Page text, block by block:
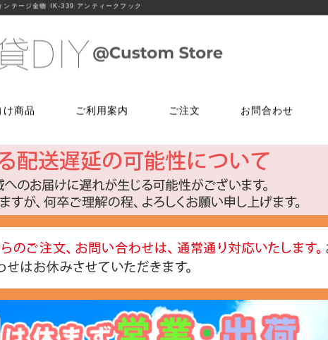
ンテージ金物 IK-339 アンティークフック
使う
はがせるクッションフロア
リング補修グッズ
剥がせるカーペットシート
ントロック
りに使う
ファイバーフックス)
材料
工具・道具
ローラー・ハケ
マスカー
その他道具類
反射・蓄光・フェルトテープ
接着剤
ゴムロープ・ゴムバンド
ビス・サブパーツ
ソーホースブラケット
テーブル脚
け商品
ツ
ト
床に使う
貼ってはがせるクッションフロア
フローリング補修グッズ
貼って剥がせるカーペットシート
ジョイントロック
水回りに使う
特選商品
アルコールチェッ
特注アミド
ご利用案内 ご注文
でのご注文
5174
文用紙はこちら
メールでのご注文はこちら
お問合わせ
話でのご注文
5060
マーセンター
：30～17：00
LINEでお問合せは
こちらから友達追加